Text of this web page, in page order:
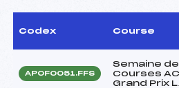
Codex Course
APOF0051.FFS
Semaine de
Courses
Grand Prix